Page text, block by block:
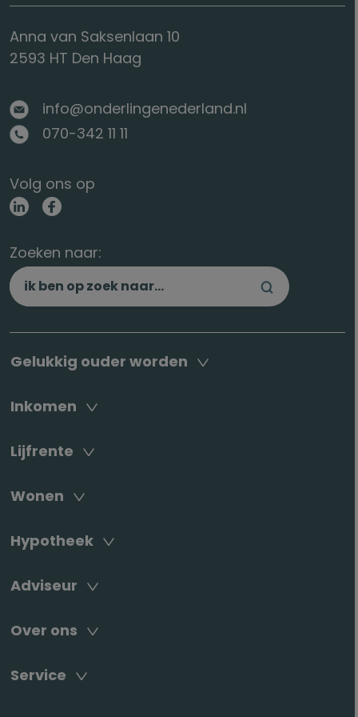
Anna van Saksenlaan 10
2593 HT Den Haag
info@onderlingenederland.nl
070-342 11 11
Volg ons op
Zoeken naar:
Gelukkig ouder worden
Inkomen
Lijfrente
Wonen
Hypotheek
Adviseur
Over ons
Service